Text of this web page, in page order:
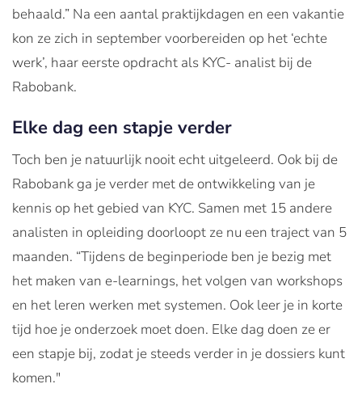
behaald.” Na een aantal praktijkdagen en een vakantie
kon ze zich in september voorbereiden op het ‘echte
werk’, haar eerste opdracht als KYC- analist bij de
Rabobank.
Elke dag een stapje verder
Toch ben je natuurlijk nooit echt uitgeleerd. Ook bij de
Rabobank ga je verder met de ontwikkeling van je
kennis op het gebied van KYC. Samen met 15 andere
analisten in opleiding doorloopt ze nu een traject van 5
maanden. “Tijdens de beginperiode ben je bezig met
het maken van e-learnings, het volgen van workshops
en het leren werken met systemen. Ook leer je in korte
tijd hoe je onderzoek moet doen. Elke dag doen ze er
een stapje bij, zodat je steeds verder in je dossiers kunt
komen."